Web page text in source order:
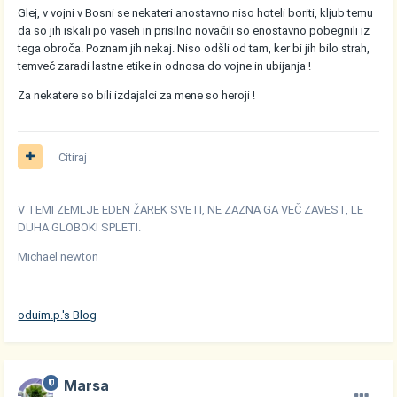
Glej, v vojni v Bosni se nekateri anostavno niso hoteli boriti, kljub temu
da so jih iskali po vaseh in prisilno novačili so enostavno pobegnili iz
tega obroča. Poznam jih nekaj. Niso odšli od tam, ker bi jih bilo strah,
temveč zaradi lastne etike in odnosa do vojne in ubijanja !
Za nekatere so bili izdajalci za mene so heroji !
Citiraj
V TEMI ZEMLJE EDEN ŽAREK SVETI, NE ZAZNA GA VEČ ZAVEST, LE
DUHA GLOBOKI SPLETI.
Michael newton
oduim.p.'s Blog
Marsa